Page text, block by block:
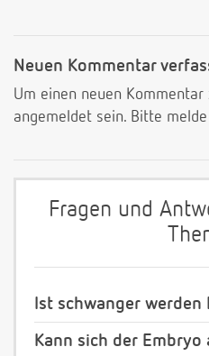
Neuen Kommentar
Um einen neuen
angemeldet sein. Bitte
Fragen und
Ist schwanger werden
Kann sich der Embryo